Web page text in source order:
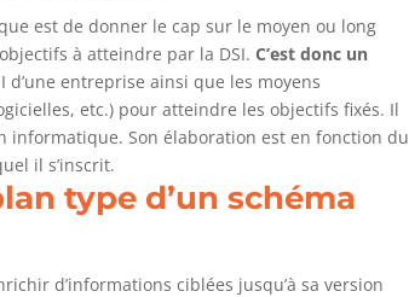
est de donner le cap sur le moyen ou long
à atteindre par la DSI.C’est donc un
entreprise ainsi que les moyens
etc.) pour atteindre les objectifs fixés. Il
informatique. Son élaboration est en fonction du
il s’inscrit.
type d’un schéma
d’informations ciblées jusqu’à sa version